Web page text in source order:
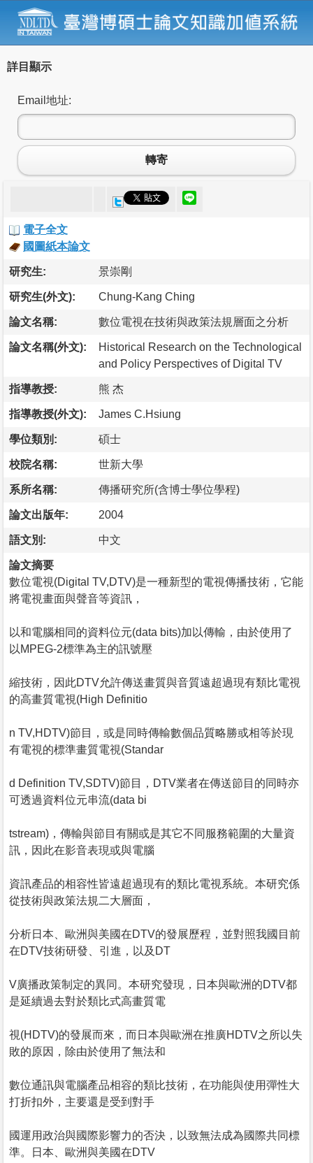
詳目顯示
Email地址:
轉寄
電子全文
國圖紙本論文
研究生: 景崇剛
研究生(外文): Chung-Kang Ching
論文名稱: 數位電視在技術與政策法規層面之分析
論文名稱(外文):
Historical Research on the Technological
and Policy Perspectives of Digital TV
指導教授: 熊 杰
指導教授(外文): James C.Hsiung
學位類別: 碩士
校院名稱: 世新大學
系所名稱: 傳播研究所(含博士學位學程)
論文出版年: 2004
語文別: 中文
論文摘要
數位電視(Digital TV,DTV)是一種新型的電視傳播技術，它能
將電視畫面與聲音等資訊，
以和電腦相同的資料位元(data bits)加以傳輸，由於使用了
以MPEG-2標準為主的訊號壓
縮技術，因此DTV允許傳送畫質與音質遠超過現有類比電視
的高畫質電視(High Definitio
n TV,HDTV)節目，或是同時傳輸數個品質略勝或相等於現
有電視的標準畫質電視(Standar
d Definition TV,SDTV)節目，DTV業者在傳送節目的同時亦
可透過資料位元串流(data bi
tstream)，傳輸與節目有關或是其它不同服務範圍的大量資
訊，因此在影音表現或與電腦
資訊產品的相容性皆遠超過現有的類比電視系統。本研究係
從技術與政策法規二大層面，
分析日本、歐洲與美國在DTV的發展歷程，並對照我國目前
在DTV技術研發、引進，以及DT
V廣播政策制定的異同。本研究發現，日本與歐洲的DTV都
是延續過去對於類比式高畫質電
視(HDTV)的發展而來，而日本與歐洲在推廣HDTV之所以失
敗的原因，除由於使用了無法和
數位通訊與電腦產品相容的類比技術，在功能與使用彈性大
打折扣外，主要還是受到對手
國運用政治與國際影響力的否決，以致無法成為國際共同標
準。日本、歐洲與美國在DTV